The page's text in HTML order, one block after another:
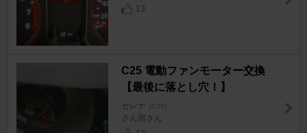
13
C25 電動ファンモーター交換
【最後に落とし穴！】
セレナ [C25]
さん宿さん